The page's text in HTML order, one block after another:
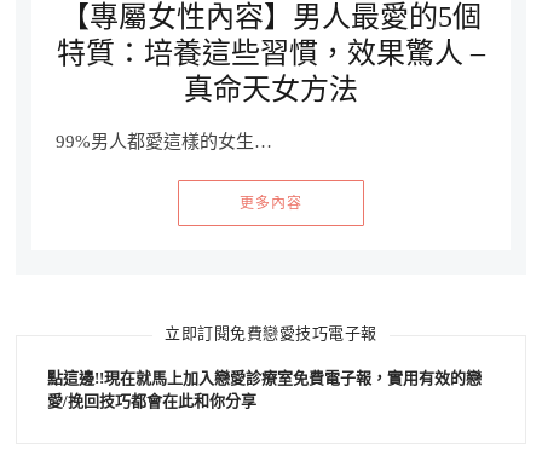
【專屬女性內容】男人最愛的5個
特質：培養這些習慣，效果驚人 –
真命天女方法
99%男人都愛這樣的女生…
更多內容
立即訂閱免費戀愛技巧電子報
點這邊!!現在就馬上加入戀愛診療室免費電子報，實用有效的戀
愛/挽回技巧都會在此和你分享